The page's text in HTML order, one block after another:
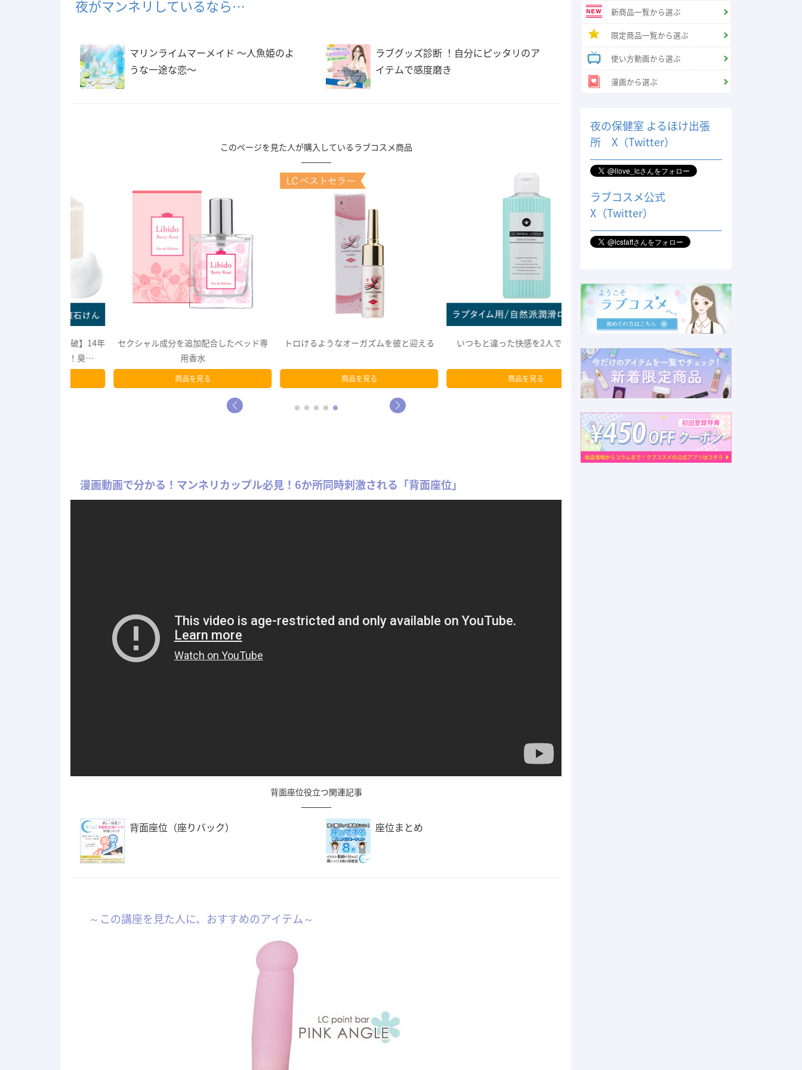
夜がマンネリしているなら…
マリンライムマーメイド 〜人魚姫のよ
うな一途な恋〜
ラブグッズ診断 ！自分にピッタリのア
イテムで感度磨き
このページを見た人が購入しているラブコスメ商品
セクシャル成分を追加配合したベッド専
トロけるようなオーガズムを彼と迎える いつもと違った快感を2人で楽しむ！
商品を見る
漫画動画で分かる！マンネリカップル必見！6か所同時刺激される「背面座位」
背面座位役立つ関連記事
背面座位（座りバック） 座位まとめ
～この講座を見た人に、おすすめのアイテム～
新商品一覧から選ぶ
限定商品一覧から選ぶ
使い方動画から選ぶ
漫画から選ぶ
夜の保健室 よるほけ出張
所 X（Twitter）
ラブコスメ公式
X（Twitter）